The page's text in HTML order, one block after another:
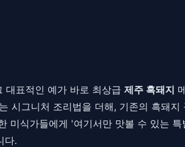
대표적인 예가 바로 최상급 제주 흑돼지
시그니처 조리법을 더해, 기존의 흑돼
미식가들에게 '여기서만 맛볼 수 있는
다.